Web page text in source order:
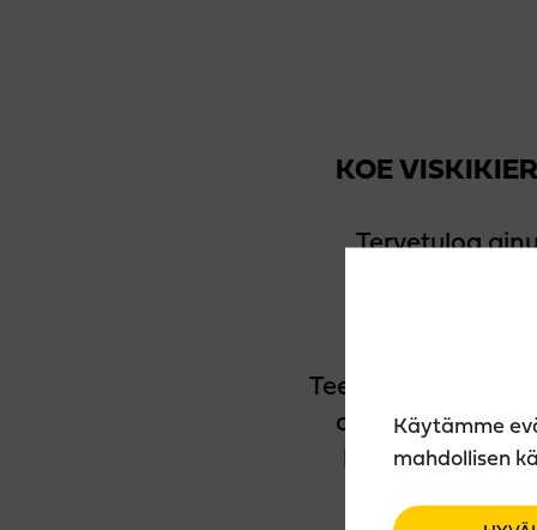
Käytämme
mahdollisen
KOE
Tervetuloa
Teerenpelin
arvoihin ja
kuinka